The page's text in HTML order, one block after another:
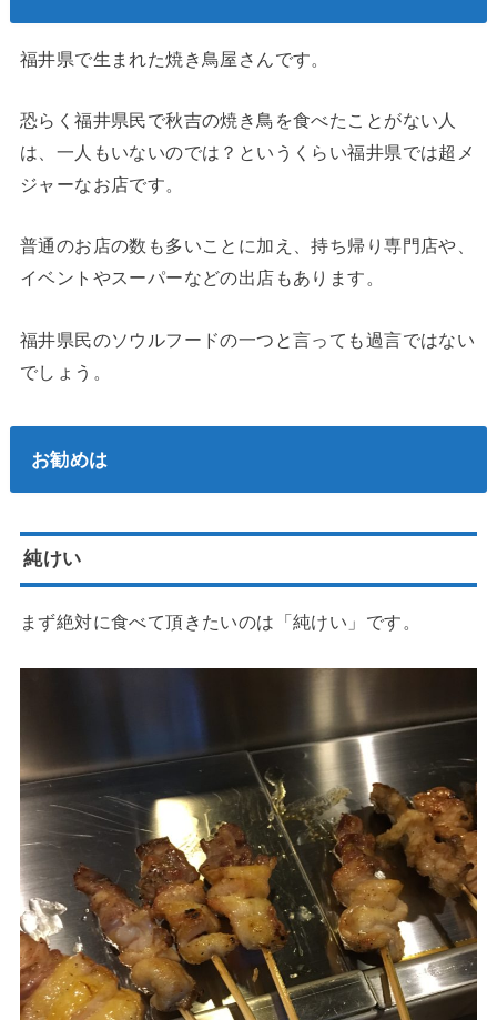
福井県で生まれた焼き鳥屋さんです。
恐らく福井県民で秋吉の焼き鳥を食べたことがない人
は、一人もいないのでは？というくらい福井県では超メ
ジャーなお店です。
普通のお店の数も多いことに加え、持ち帰り専門店や、
イベントやスーパーなどの出店もあります。
福井県民のソウルフードの一つと言っても過言ではない
でしょう。
お勧めは
純けい
まず絶対に食べて頂きたいのは「純けい」です。